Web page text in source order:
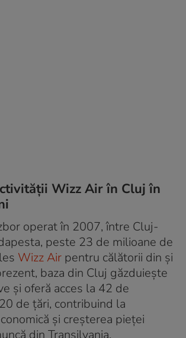
Wizz Air în Cluj în
operat în 2007, între Cluj-
peste 23 de milioane de
Wizz Air pentru călătorii din și
baza din Cluj găzduiește
și oferă acces la 42 de
de țări, contribuind la
și creșterea pieței
din Transilvania.